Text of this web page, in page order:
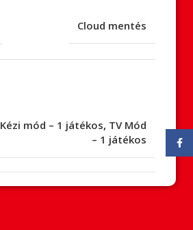
Cloud mentés
Kézi mód – 1 játékos, TV Mód
– 1 játékos